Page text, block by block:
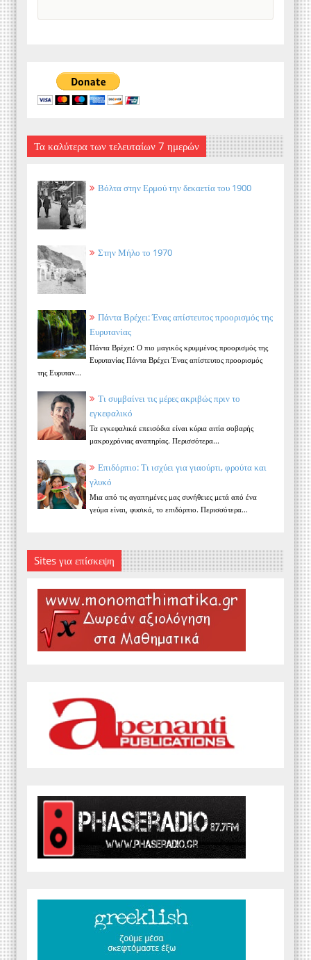
Τα καλύτερα των τελευταίων 7 ημερών
Βόλτα στην Ερμού την δεκαετία του 1900
Στην Μήλο το 1970
Πάντα Βρέχει: Ένας απίστευτος προορισμός της
Ευρυτανίας
Πάντα Βρέχει: Ο πιο μαγικός κρυμμένος προορισμός της
Ευρυτανίας Πάντα Βρέχει Ένας απίστευτος προορισμός
της Ευρυταν...
Τι συμβαίνει τις μέρες ακριβώς πριν το
εγκεφαλικό
Τα εγκεφαλικά επεισόδια είναι κύρια αιτία σοβαρής
μακροχρόνιας αναπηρίας. Περισσότερα...
Επιδόρπιο: Τι ισχύει για γιαούρτι, φρούτα και
γλυκό
Μια από τις αγαπημένες μας συνήθειες μετά από ένα
γεύμα είναι, φυσικά, το επιδόρπιο. Περισσότερα...
Sites για επίσκεψη